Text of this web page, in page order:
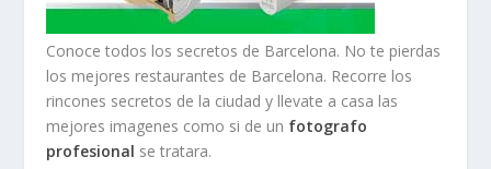
Conoce todos los secretos de Barcelona. No te pierdas
los mejores restaurantes de Barcelona. Recorre los
rincones secretos de la ciudad y llevate a casa las
mejores imagenes como si de un fotografo
profesional se tratara.